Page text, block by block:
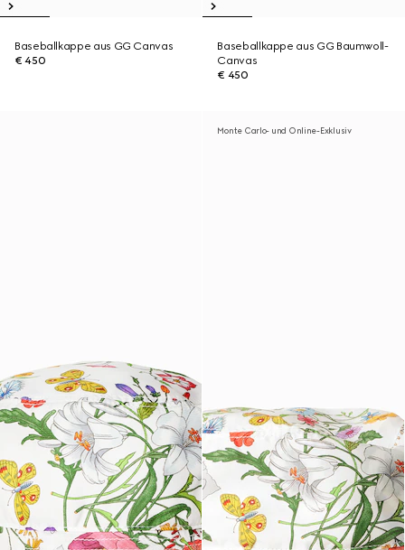
Baseballkappe aus GG Canvas
€ 450
Baseballkappe aus GG Baumwoll-
Canvas
€ 450
Monte Carlo- und Online-Exklusiv